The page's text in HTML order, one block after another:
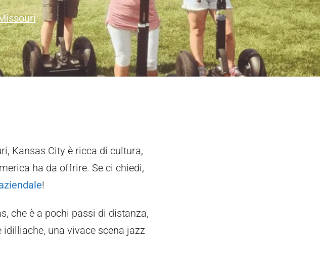
Kansas City è ricca di cultura,
ha da offrire. Se ci chiedi,
!
che è a pochi passi di distanza,
una vivace scena jazz